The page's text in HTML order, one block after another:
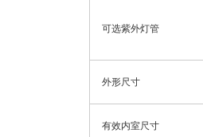
可选紫外灯管
外形尺寸
有效内室尺寸